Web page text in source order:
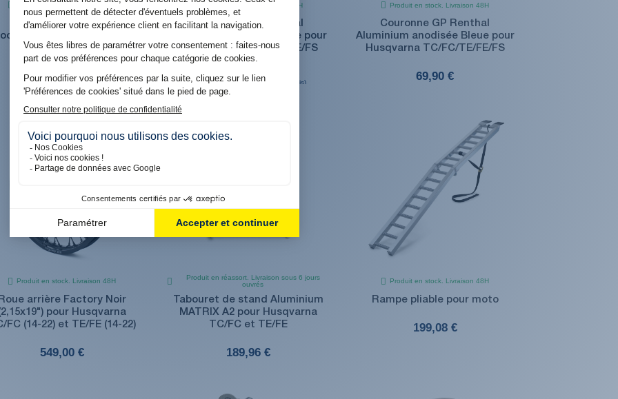
Jeu de sangle
mousquetons pour
moto Husqvarna
49,08 €
Produit en stock. Livraison 48H
Couronne GP Renthal
Aluminium anodisée Noire pour
Husqvarna TC/FC/TE/FE/FS
69,90 €
Produit en stock. Livraison 48H
Couronne GP Renthal
Aluminium anodisée Bleue pour
Husqvarna TC/FC/TE/FE/FS
69,90 €
Produit en stock. Livraison 48H
arrière Factory Noir
pour Husqvarna
FC (14-22) et TE/FE (14-22)
549,00 €
Produit en réassort. Livraison sous 6 jours
ouvrés
Tabouret de stand Aluminium
MATRIX A2 pour Husqvarna
TC/FC et TE/FE
189,96 €
Produit en stock. Livraison 48H
Rampe pliable pour moto
199,08 €